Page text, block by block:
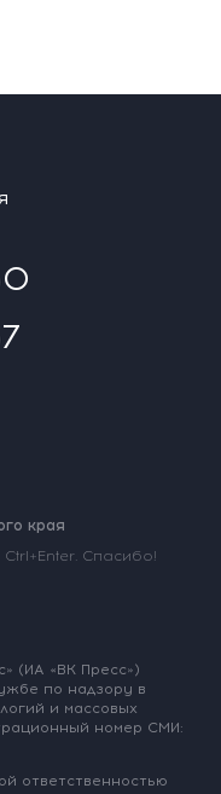
края
Спасибо!
(ИА «ВК Пресс»)
по надзору в
и массовых
номер СМИ:
ответственностью